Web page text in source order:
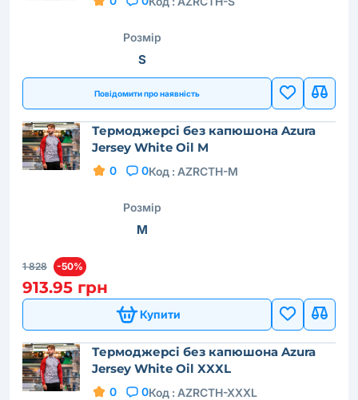
Розмір
S
Повідомити про наявність
Термоджерсі без капюшона Azura
Jersey White Oil M
0 0Код : AZRCTH-M
Розмір
M
1 828 -50%
913.95 грн
Купити
Термоджерсі без капюшона Azura
Jersey White Oil XXXL
0 0Код : AZRCTH-XXXL